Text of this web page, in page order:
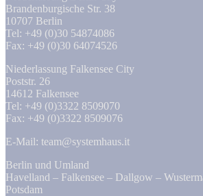
Brandenburgische Str. 38
10707 Berlin
Tel: +49 (0)30 54874086
Fax: +49 (0)30 64074526
Niederlassung Falkensee City
Poststr. 26
14612 Falkensee
Tel: +49 (0)3322 8509070
Fax: +49 (0)3322 8509076
E-Mail: team@systemhaus.it
Berlin und Umland
Havelland – Falkensee – Dallgow –
Potsdam